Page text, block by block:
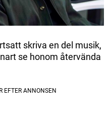
skriva en del musik,
se honom återvända